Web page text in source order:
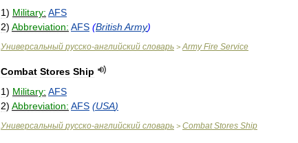
1) Military: AFS
2) Abbreviation: AFS (British Army)
Универсальный русско-английский словарь > Army Fire Service
Combat Stores Ship
1) Military: AFS
2) Abbreviation: AFS (USA)
Универсальный русско-английский словарь > Combat Stores Ship